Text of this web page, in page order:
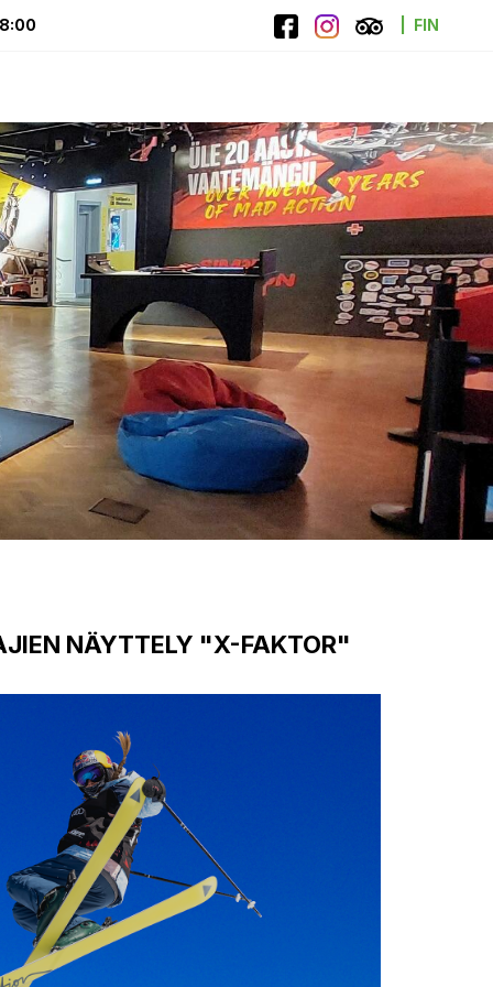
FIN
NÄYTTELY "X-FAKTOR"